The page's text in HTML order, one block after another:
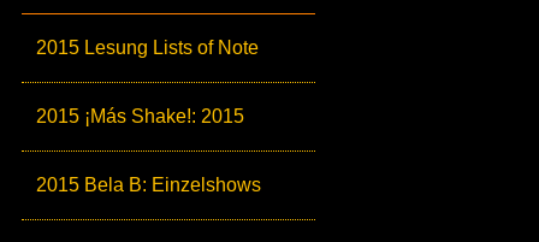
2015 Lesung Lists of Note
2015 ¡Más Shake!: 2015
2015 Bela B: Einzelshows